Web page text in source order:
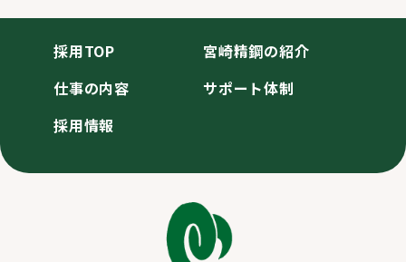
採用TOP
宮崎精鋼の紹介
仕事の内容
サポート体制
採用情報